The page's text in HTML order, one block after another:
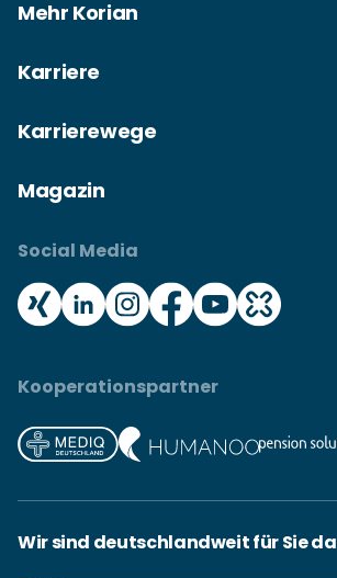
Mehr Korian
Karriere
Karrierewege
Magazin
Social Media
Kooperationspartner
Wir sind deutschlandweit für Sie da